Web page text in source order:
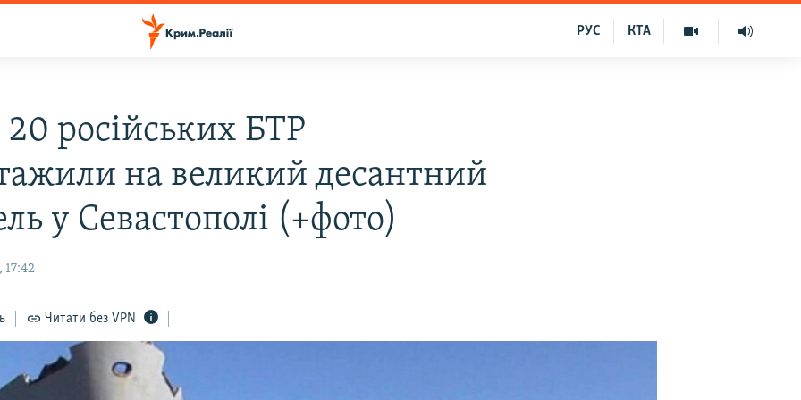
КТА
РУС
російських БТР
на великий десантний
у Севастополі (+фото)
17:42
Читати без VPN